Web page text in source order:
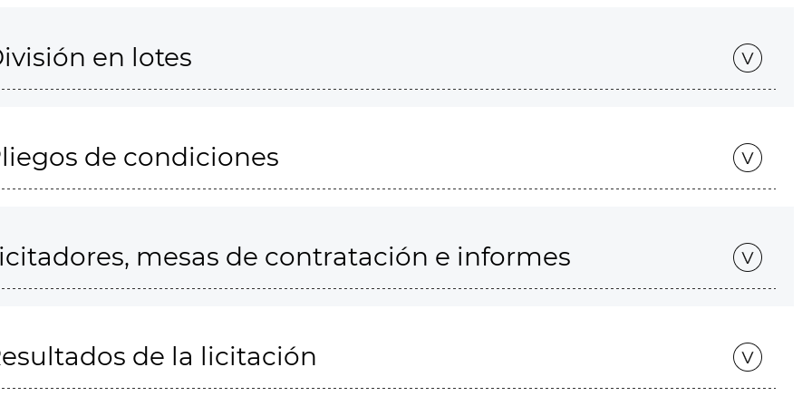
en lotes
de condiciones
mesas de contratación e informes
de la licitación